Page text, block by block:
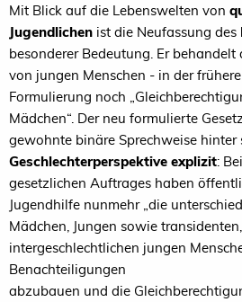
Mit Blick auf die Lebenswelten von
Jugendlichen ist die Neufassung des
besonderer Bedeutung. Er behandelt
von jungen Menschen - in der
Formulierung noch „Gleichberech
Mädchen“. Der neu formulierte
gewohnte binäre Sprechweise hinter
Geschlechterperspektive explizit:
gesetzlichen Auftrages haben
Jugendhilfe nunmehr „die
Mädchen, Jungen sowie transi
intergeschlechtlichen jungen
Benachteiligungen
abzubauen und die